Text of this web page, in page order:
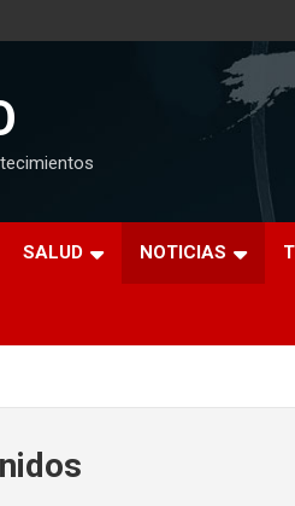
SALUD NOTICIAS